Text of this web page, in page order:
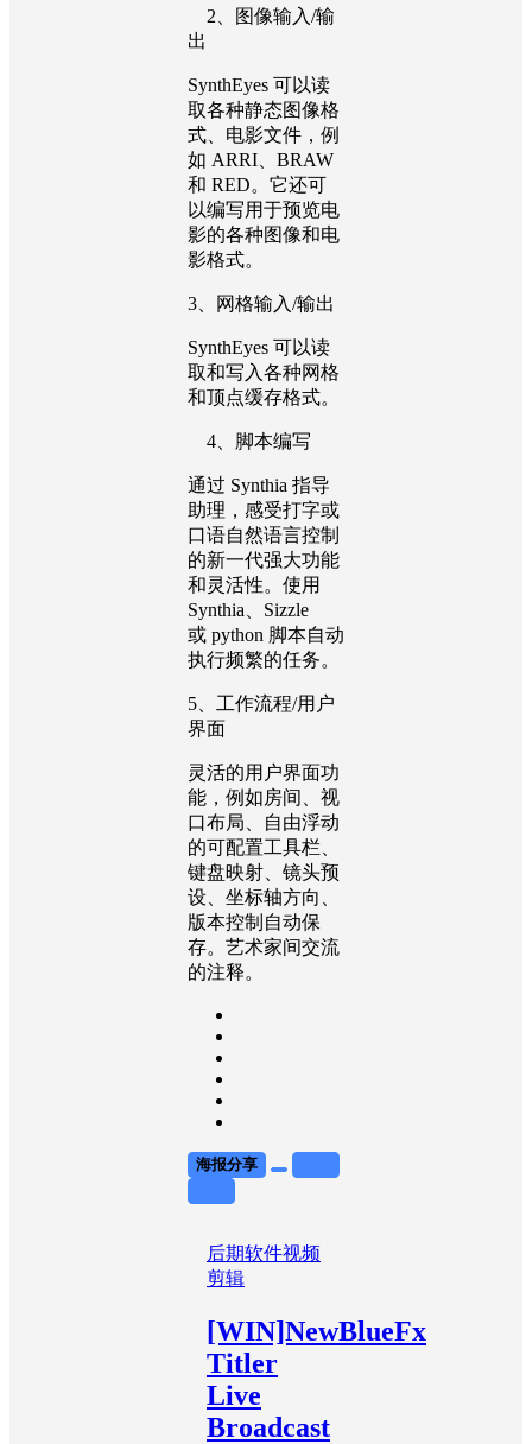
2、图像输入/输
出
SynthEyes 可以读
取各种静态图像格
式、电影文件，例
如 ARRI、BRAW
和 RED。它还可
以编写用于预览电
影的各种图像和电
影格式。
3、网格输入/输出
SynthEyes 可以读
取和写入各种网格
和顶点缓存格式。
4、脚本编写
通过 Synthia 指导
助理，感受打字或
口语自然语言控制
的新一代强大功能
和灵活性。使用
Synthia、Sizzle
或 python 脚本自动
执行频繁的任务。
5、工作流程/用户
界面
灵活的用户界面功
能，例如房间、视
口布局、自由浮动
的可配置工具栏、
键盘映射、镜头预
设、坐标轴方向、
版本控制自动保
存。艺术家间交流
的注释。
海报分享
后期软件视频
剪辑
[WIN]NewBlueFx
Titler
Live
Broadcast